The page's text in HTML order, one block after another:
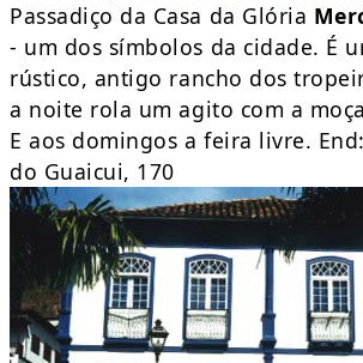
Passadiço da Casa da Glória
- um dos símbolos da cidade. É
rústico, antigo rancho dos
a noite rola um agito com a
E aos domingos a feira livre.
do Guaicui, 170